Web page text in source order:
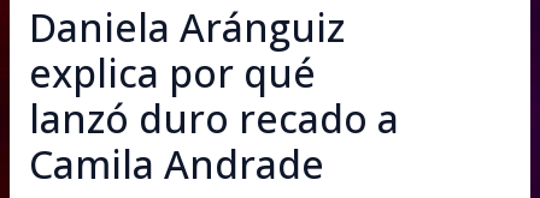
Daniela Aránguiz
explica por qué
lanzó duro recado a
Camila Andrade